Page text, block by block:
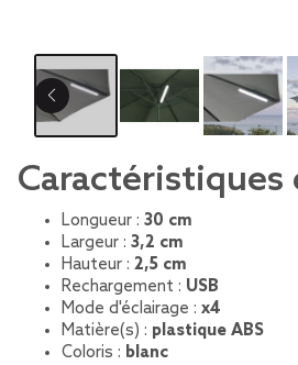
Longueur : 30 cm
Largeur : 3,2 cm
Hauteur : 2,5 cm
Rechargement : USB
Mode d'éclairage : x4
Matière(s) : plastique ABS
Coloris : blanc